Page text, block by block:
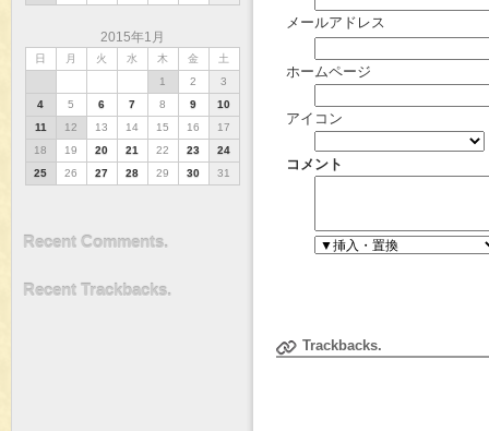
メールアドレス
ホームページ
アイコン
コメント
Trackbacks.
2015年1月
日 月 火 水 木 金
土
1
2
3
4
5 6 7 8 9
10
11
12 13 14 15 16
17
18
19 20 21 22 23
24
25
26 27 28 29 30 31
Recent Comments.
Recent Trackbacks.